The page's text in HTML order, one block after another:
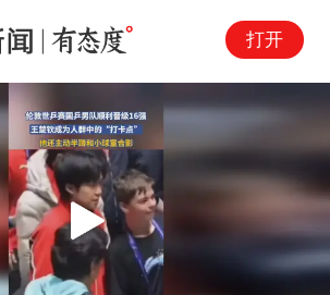
打开
Play